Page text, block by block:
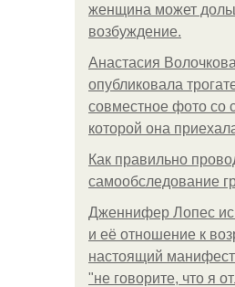
женщина может
возбуждение.
Анастасия
опубликовала
совместное фото со
которой она
Как правильно
самообследование
Дженнифер Лопес
и её отношение к
настоящий
"не говорите, что я